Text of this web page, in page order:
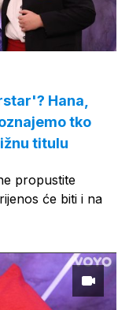
Hana,
tko
titulu
propustite
će biti i na